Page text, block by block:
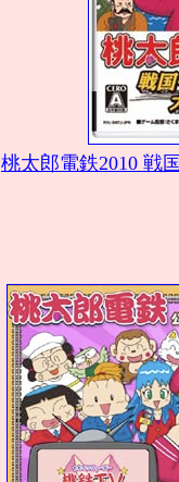
桃太郎電鉄2010 戦